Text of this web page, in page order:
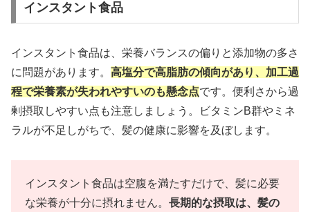
インスタント食品
インスタント食品は、栄養バランスの偏りと添加物の多さ
に問題があります。 高塩分で高脂肪の傾向があり、加工過
程で栄養素が失われやすいのも懸念点です。便利さから過
剰摂取しやすい点も注意しましょう。ビタミンB群やミネ
ラルが不足しがちで、髪の健康に影響を及ぼします。
インスタント食品は空腹を満たすだけで、髪に必要
な栄養が十分に摂れません。 長期的な摂取は、髪の